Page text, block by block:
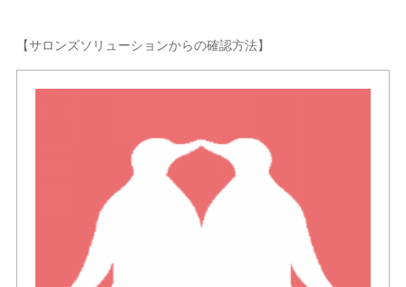
【サロンズソリューションからの確認方法】